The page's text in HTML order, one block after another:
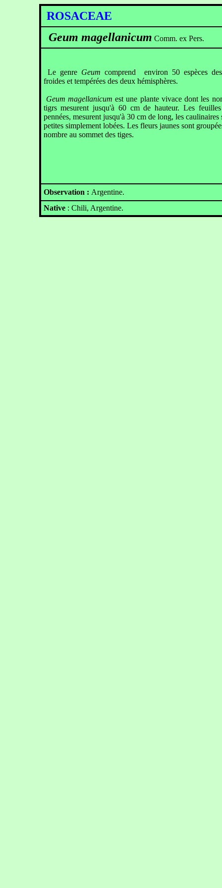
ROSACEAE
Geum magellanicum Comm. ex Pers.
Le genre Geum comprend
environ 50 espèces
froides et tempérées des deux hémisphères.
Geum magellanicum est une plante vivace dont les
tigrs mesurent jusqu'à 60 cm de hauteur. Les feuilles
pennées, mesurent jusqu'à 30 cm de long, les caulinaires
petites simplement lobées. Les fleurs jaunes sont
nombre au sommet des tiges.
Observation : Argentine.
Native : Chili, Argentine.